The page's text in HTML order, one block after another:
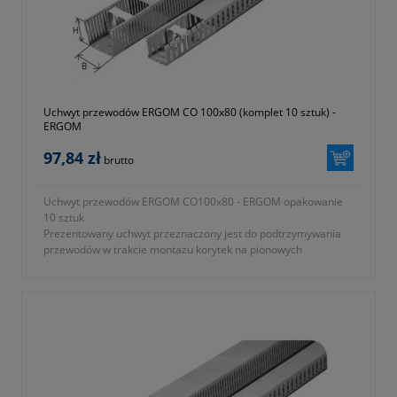
galerii produktu) drugi
- typ korytka KOPD, KN
- materiał wykonania poliamid
- jednostka sprzedaży opakowanie 10 sztuk
- kolor szary (RAL 7035)
- gwarancja dwa lata
Uchwyt przewodów ERGOM CO 100x80 (komplet 10 sztuk) -
ERGOM
97,84 zł brutto
Uchwyt przewodów ERGOM CO100x80 - ERGOM opakowanie
10 sztuk
Prezentowany uchwyt przeznaczony jest do podtrzymywania
przewodów w trakcie montażu korytek na pionowych
- szerokość B (zgodnie z oznaczeniami na ilustracji nr 1 w
- wysokość H (zgodnie z oznaczeniami na ilustracji nr 1 w
galerii produktu) 80mm